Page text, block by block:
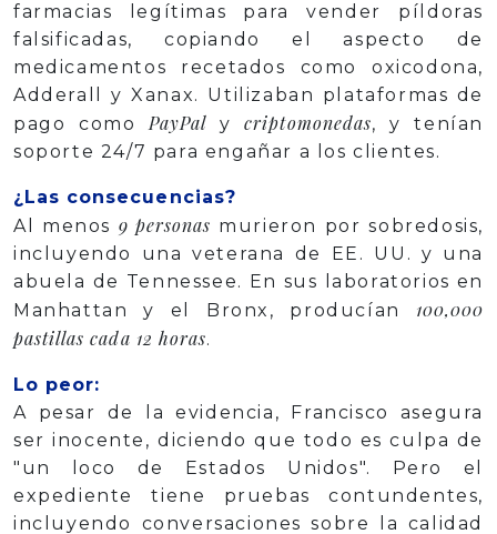
farmacias legítimas para vender píldoras
falsificadas, copiando el aspecto de
medicamentos recetados como oxicodona,
Adderall y Xanax. Utilizaban plataformas de
pago comoPayPal ycriptomonedas, y tenían
soporte 24/7 para engañar a los clientes.
¿Las consecuencias?
Al menos 9 personas murieron por sobredosis,
incluyendo una veterana de EE. UU. y una
abuela de Tennessee. En sus laboratorios en
Manhattan y el Bronx, producían 100,000
pastillas cada 12 horas.
Lo peor:
A pesar de la evidencia, Francisco asegura
ser inocente, diciendo que todo es culpa de
"un loco de Estados Unidos". Pero el
expediente tiene pruebas contundentes,
incluyendo conversaciones sobre la calidad